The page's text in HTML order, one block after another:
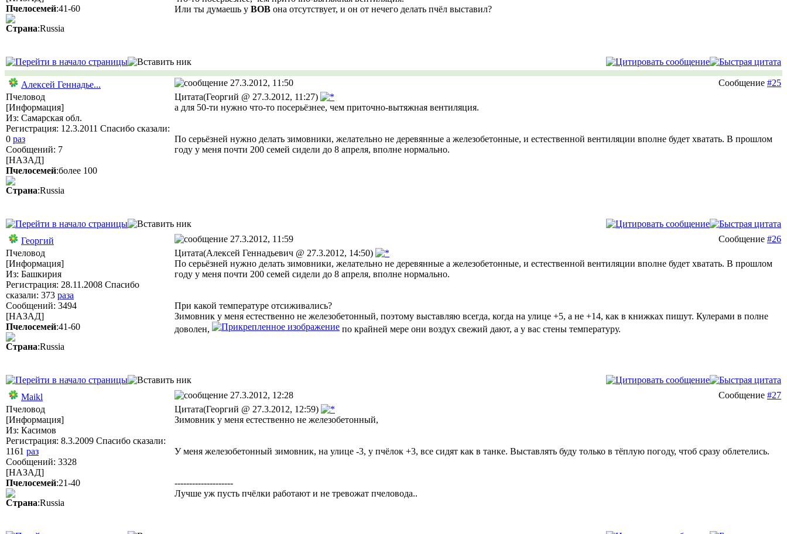
Пчелосемей:41-60
Страна:Russia
Или ты думаешь у ВОВ она отсутствует, и он от нечего делать пчёл выставил?
Алексей Геннадье... 27.3.2012, 11:50 Сообщение #25
Пчеловод
[Информация]
Из: Самарская обл.
Регистрация: 12.3.2011 Спасибо сказали:
0 раз
Сообщений: 7
[НАЗАД]
Пчелосемей:более 100
Страна:Russia
Цитата(Георгий @ 27.3.2012, 11:27)
а для 50-ти нужно что-то посерьёзнее, чем приточно-вытяжная вентиляция.
По серьёзней нужно делать зимовники, желательно не деревянные а железобетонные, и естественной вентиляции вполне будет хватать. В прошлом
году у меня почти 200 семей сидели до 8 апреля, вполне нормально.
Георгий 27.3.2012, 11:59 Сообщение #26
Пчеловод
[Информация]
Из: Башкирия
Регистрация: 28.11.2008 Спасибо
сказали: 373 раза
Сообщений: 3494
[НАЗАД]
Пчелосемей:41-60
Страна:Russia
Цитата(Алексей Геннадьевич @ 27.3.2012, 14:50)
По серьёзней нужно делать зимовники, желательно не деревянные а железобетонные, и естественной вентиляции вполне будет хватать. В прошлом
году у меня почти 200 семей сидели до 8 апреля, вполне нормально.
При какой температуре отсиживались?
Зимовник у меня естественно не железобетонный, поэтому выставляю всегда, когда на улице +5, а не +14, как в книжках пишут. Кулерами в полне
доволен,
по крайней мере они воздух свежий дают, а у вас стены температуру.
Maikl 27.3.2012, 12:28 Сообщение #27
Пчеловод
[Информация]
Из: Касимов
Регистрация: 8.3.2009 Спасибо сказали:
1161 раз
Сообщений: 3328
[НАЗАД]
Пчелосемей:21-40
Страна:Russia
Цитата(Георгий @ 27.3.2012, 12:59)
Зимовник у меня естественно не железобетонный,
У меня железобетонный зимовник, на улице -3, у пчёлок +3, все сидят как в танке. Выставлять буду только в тёплую погоду, чтоб сразу облетелись.
--------------------
Лучше уж пусть пчёлки работают и не тревожат пчеловода..